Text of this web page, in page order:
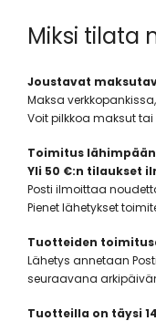
Miksi tilata
Joustavat
Maksa
Voit pilkkoa maksut
Toimitus
Yli 50 €:n tilaukset
Posti ilmoittaa
Pienet lähetykset
Tuotteiden
Lähetys annetaan
seuraavana
Tuotteilla on täysi